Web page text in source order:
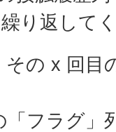
り返して
その x 回目
「フラグ」